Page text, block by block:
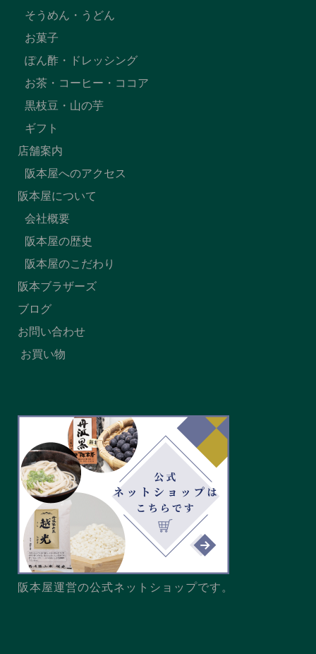
そうめん・うどん
お菓子
ぽん酢・ドレッシング
お茶・コーヒー・ココア
黒枝豆・山の芋
ギフト
店舗案内
阪本屋へのアクセス
阪本屋について
会社概要
阪本屋の歴史
阪本屋のこだわり
阪本ブラザーズ
ブログ
お問い合わせ
お買い物
阪本屋運営の公式ネットショップです。